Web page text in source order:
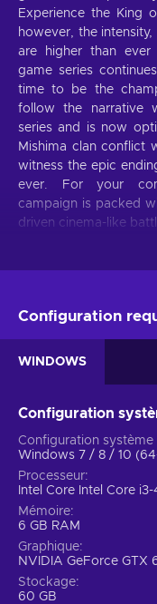
Experience the King
however, the
are higher than ever
game series
time to be the
follow the narrative
series and is now
Mishima clan conflict
witness the epic
ever. For your
campaign is packed
driven cinema-like
old-timers and new
Mishima clan
eyes, witness the
dramas ever. All
cinematic battles;
Favorite
worth in the
Mishima, Marshall
Hwoarang,
Play how you
screen,
find their favorite
Configuration
WINDOWS
Configuration
Configuration système
Windows 7 / 8 / 10
Processeur
Intel Core Intel Core
Mémoire
6 GB RAM
Graphique
NVIDIA GeForce GTX
Stockage
60 GB